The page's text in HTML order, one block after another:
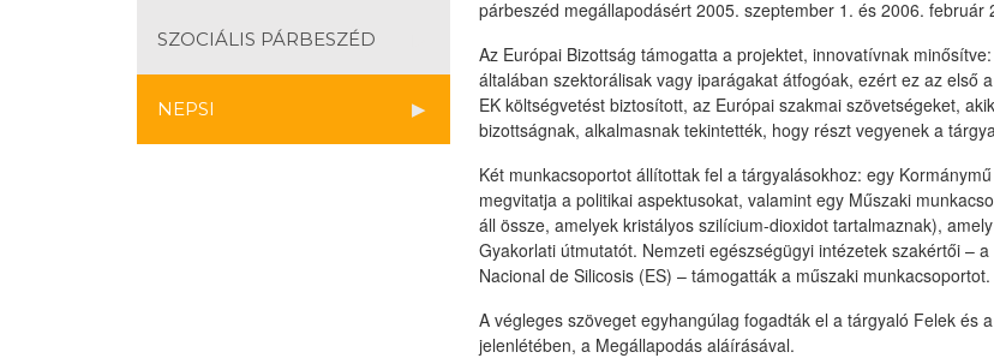
SZOCIÁLIS PÁRBESZÉD
NEPSI
párbeszéd megállapodásért 2005. szeptember 1. és 2006. február
Az Európai Bizottság támogatta a projektet, innovatívnak
általában szektorálisak vagy iparágakat átfogóak, ezért ez az
EK költségvetést biztosított, az Európai szakmai szövetségeket,
bizottságnak, alkalmasnak tekintették, hogy részt vegyenek a
Két munkacsoportot állítottak fel a tárgyalásokhoz: egy
megvitatja a politikai aspektusokat, valamint egy Műszaki
áll össze, amelyek kristályos szilícium-dioxidot tartalmaznak),
Gyakorlati útmutatót. Nemzeti egészségügyi intézetek szakértői –
Nacional de Silicosis (ES) – támogatták a műszaki munkacsoportot.
A végleges szöveget egyhangúlag fogadták el a tárgyaló Felek és
jelenlétében, a Megállapodás aláírásával.